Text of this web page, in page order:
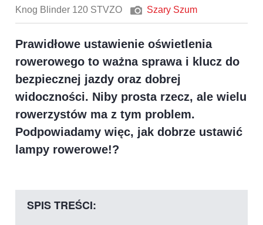
Knog Blinder 120 STVZO Szary Szum
Prawidłowe ustawienie oświetlenia
rowerowego to ważna sprawa i klucz do
bezpiecznej jazdy oraz dobrej
widoczności. Niby prosta rzecz, ale wielu
rowerzystów ma z tym problem.
Podpowiadamy więc, jak dobrze ustawić
lampy rowerowe!?
SPIS TREŚCI: